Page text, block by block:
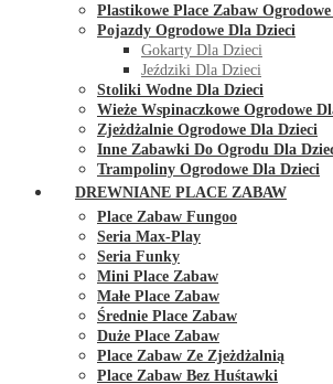
Plastikowe Place Zabaw
Pojazdy Ogrodowe Dla Dzieci
Gokarty Dla Dzieci
Jeździki Dla Dzieci
Stoliki Wodne Dla Dzieci
Wieże Wspinaczkowe Ogrodowe
Zjeżdżalnie Ogrodowe Dla Dzieci
Inne Zabawki Do Ogrodu Dla
Trampoliny Ogrodowe Dla Dzieci
DREWNIANE PLACE ZABAW
Place Zabaw Fungoo
Seria Max-Play
Seria Funky
Mini Place Zabaw
Małe Place Zabaw
Średnie Place Zabaw
Duże Place Zabaw
Place Zabaw Ze Zjeżdżalnią
Place Zabaw Bez Huśtawki